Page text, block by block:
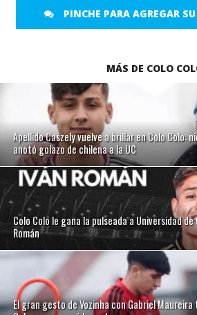
PINCHE PARA AGREGAR
MÁS DE COLO
Apellido Caszely vuelve a brillar en Colo Colo:
anotó golazo de chilena a la UC
Colo Colo le gana la pulseada a Universidad
Román
El gran gesto de Vozinha con Gabriel